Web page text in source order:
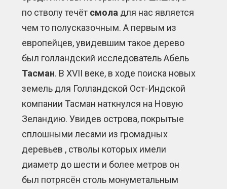
по стволу течёт смола для нас является
чем то полусказочным. А первым из
европейцев, увидевшим такое дерево
был голландский исследователь Абель
Тасман. В XVII веке, в ходе поиска новых
земель для Голландской Ост-Индской
компании Тасман наткнулся на Новую
Зеландию. Увидев острова, покрытые
сплошными лесами из громадных
деревьев , стволы которых имели
диаметр до шести и более метров он
был потрясён столь монуметальным